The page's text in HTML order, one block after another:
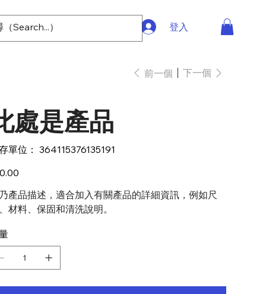
登入
前一個 下一個
處是產品
單位：
SKU
364115376135191
364115376135191
產品描述，適合加入有關產品的詳細資訊，例如尺
材料、保固和清洗說明。